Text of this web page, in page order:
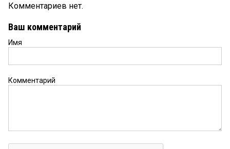
Комментариев нет.
Ваш комментарий
Имя
Комментарий